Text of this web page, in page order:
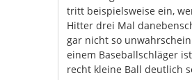
tritt beispielsweise ein,
Hitter drei Mal
gar nicht so
einem Baseballschläger
recht kleine Ball deutlich